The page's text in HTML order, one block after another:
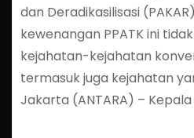
dan Deradikasilisasi
kewenangan PPATK ini
kejahatan-kejahatan
termasuk juga kejahatan
Jakarta (ANTARA) –